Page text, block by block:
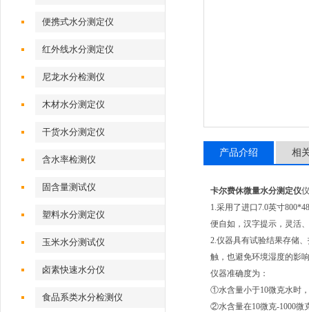
便携式水分测定仪
红外线水分测定仪
尼龙水分检测仪
木材水分测定仪
干货水分测定仪
含水率检测仪
固含量测试仪
塑料水分测定仪
玉米水分测试仪
卤素快速水分仪
食品系类水分检测仪
产品介绍 相
卡尔费休微量水分测定仪
1.采用了进口7.0英寸
便自如，汉字提示，灵活
2.仪器具有试验结果存储
触，也避免环境湿度的影
仪器准确度为：
①水含量小于10微克水时
②水含量在10微克-1000微